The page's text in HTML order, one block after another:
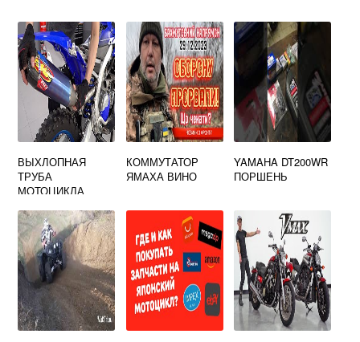
ВЫХЛОПНАЯ
ТРУБА
МОТОЦИКЛА
КОММУТАТОР
ЯМАХА ВИНО
YAMAHA DT200WR
ПОРШЕНЬ